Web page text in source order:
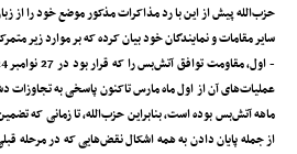
حزب‌الله پیش از این با رد مذاکرات مذکور موضع خود را از
سایر مقامات و نمایندگان خود بیان کرده که بر موارد زیر
ماهه آتش‌بس بوده است، بنابراین حزب‌الله، تا زمانی که
از جمله پایان دادن به همه اشکال نقض‌هایی که در مرحله